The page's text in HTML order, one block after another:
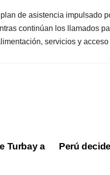
de asistencia impulsado
continúan los llamados
servicios y
Perú
Turbay a